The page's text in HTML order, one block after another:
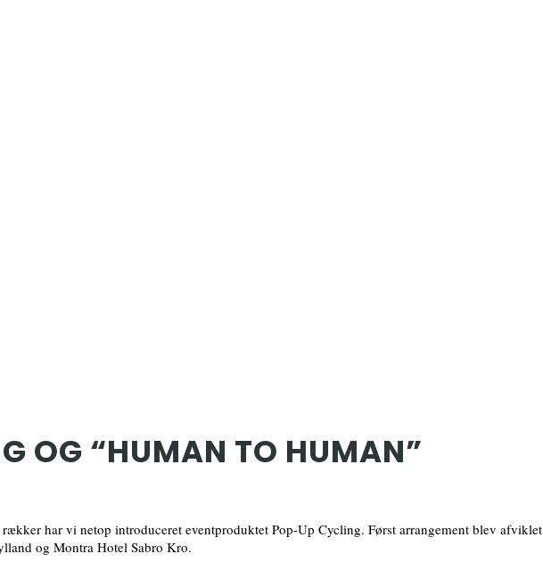
OG “HUMAN TO HUMAN”
har vi netop introduceret eventproduktet Pop-Up Cycling. Først arrangement blev afviklet
og Montra Hotel Sabro Kro.